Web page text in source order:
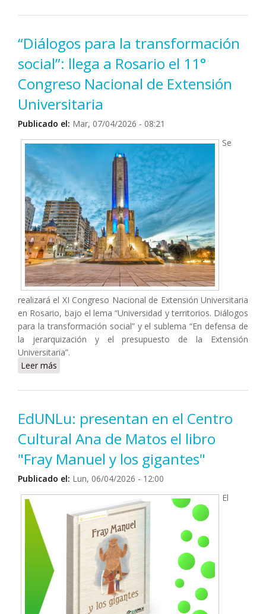
“Diálogos para la transformación
social”: llega a Rosario el 11°
Congreso Nacional de Extensión
Universitaria
Publicado el: Mar, 07/04/2026 - 08:21
Se
realizará el XI Congreso Nacional de Extensión Universitaria
en Rosario, bajo el lema “Universidad y territorios. Diálogos
para la transformación social” y el sublema “En defensa de
la jerarquización y el presupuesto de la Extensión
Universitaria”.
Leer más
Universitaria
EdUNLu: presentan en el Centro
Cultural Ana de Matos el libro
"Fray Manuel y los gigantes"
Publicado el: Lun, 06/04/2026 - 12:00
El